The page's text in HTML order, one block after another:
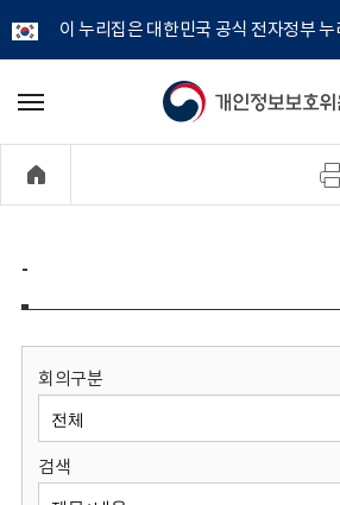
이 누리집은 대한민국 공식 전자정부
개
정
보
원
메
기
-
회의구분
검색